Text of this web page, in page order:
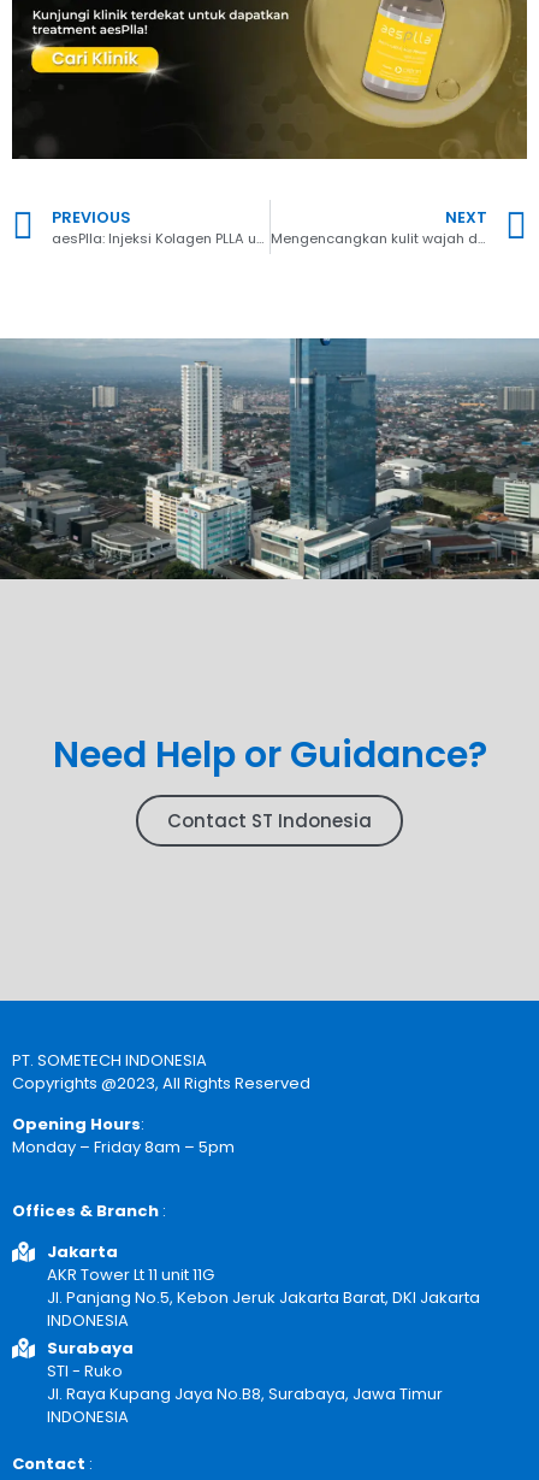
PREVIOUS
aesPlla: Injeksi Kolagen PLLA untuk Kecantikan Kulit Wajah dan Tubuh
NEXT
Mengencangkan kulit wajah dengan HA Filler dan Kolagen Stimulator aesPlla®
Need Help or Guidance?
Contact ST Indonesia
PT. SOMETECH INDONESIA
Copyrights @2023, All Rights Reserved
Opening Hours:
Monday – Friday 8am – 5pm
Offices & Branch :
Jakarta
AKR Tower Lt 11 unit 11G
Jl. Panjang No.5, Kebon Jeruk Jakarta Barat, DKI Jakarta
INDONESIA
Surabaya
STI - Ruko
Jl. Raya Kupang Jaya No.B8, Surabaya, Jawa Timur
INDONESIA
Contact :